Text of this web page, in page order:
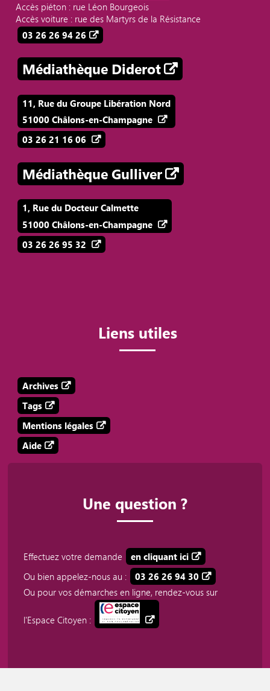
Accès piéton : rue Léon Bourgeois
Accès voiture : rue des Martyrs de la Résistance
03 26 26 94 26
Médiathèque Diderot
11, Rue du Groupe Libération Nord
51000 Châlons-en-Champagne
03 26 21 16 06
Médiathèque Gulliver
1, Rue du Docteur Calmette
51000 Châlons-en-Champagne
03 26 26 95 32
Liens utiles
Archives
Tags
Mentions légales
Aide
Une question ?
Effectuez votre demande
en cliquant ici
Ou bien appelez-nous au :
03 26 26 94 30
Ou pour vos démarches en ligne, rendez-vous sur
l'Espace Citoyen :